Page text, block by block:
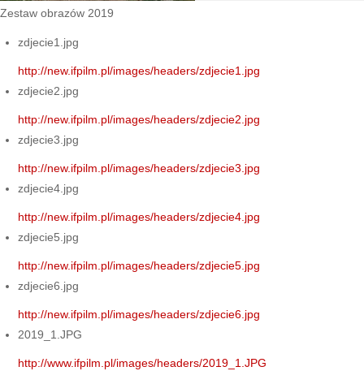
Zestaw obrazów 2019
zdjecie1.jpg
http://new.ifpilm.pl/images/headers/zdjecie1.jpg
zdjecie2.jpg
http://new.ifpilm.pl/images/headers/zdjecie2.jpg
zdjecie3.jpg
http://new.ifpilm.pl/images/headers/zdjecie3.jpg
zdjecie4.jpg
http://new.ifpilm.pl/images/headers/zdjecie4.jpg
zdjecie5.jpg
http://new.ifpilm.pl/images/headers/zdjecie5.jpg
zdjecie6.jpg
http://new.ifpilm.pl/images/headers/zdjecie6.jpg
2019_1.JPG
http://www.ifpilm.pl/images/headers/2019_1.JPG